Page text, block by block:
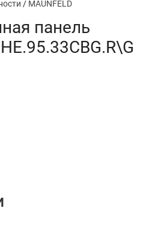
/ MAUNFELD
панель